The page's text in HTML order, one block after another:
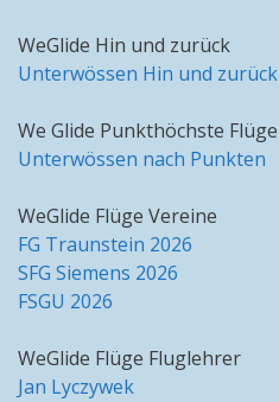
WeGlide Hin und zurück
Unterwössen Hin und zurück
We Glide Punkthöchste Flüge
Unterwössen nach Punkten
WeGlide Flüge Vereine
FG Traunstein 2026
SFG Siemens 2026
FSGU 2026
WeGlide Flüge Fluglehrer
Jan Lyczywek